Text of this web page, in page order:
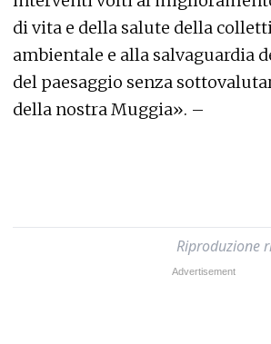
di vita e della salute della
ambientale e alla salvaguardia
del paesaggio senza
della nostra Muggia». –
Riproduzione